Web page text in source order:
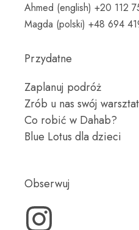
Ahmed (english) +20 112
Magda (polski) +48 694
Przydatne
Zaplanuj podróż
Zrób u nas swój warsztat
Co robić w Dahab?
Blue Lotus dla dzieci
Obserwuj